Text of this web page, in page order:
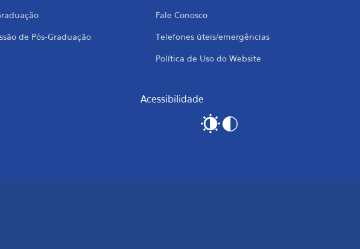
de Pós-Graduação
Fale Conosco
Telefones úteis/emergências
Política de Uso do Website
Acessibilidade